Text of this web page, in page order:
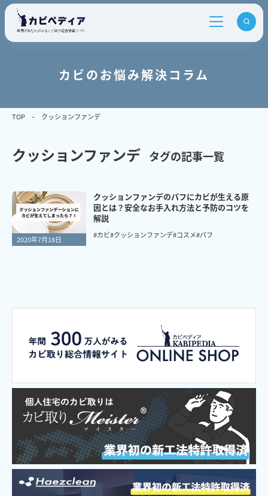
カビのお悩み解決コラム
TOP クッションファンデ
クッションファンデ タグの記事一覧
2020年7月18日
クッションファンデのパフにカビが生える原
因とは？安全なお手入れ方法と予防のコツを
解説
#カビ#クッションファンデ#コスメ#パフ